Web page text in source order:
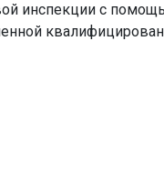
инспекции с